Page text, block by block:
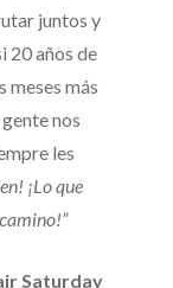
juntos y
20 años de
meses más
nos
les
¡Lo que
Saturday